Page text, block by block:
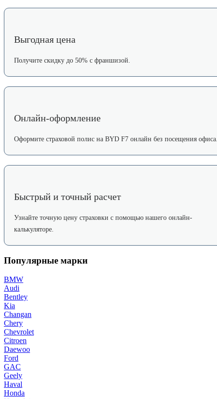
Выгодная цена
Получите скидку до 50% с франшизой.
Онлайн-оформление
Оформите страховой полис на BYD F7 онлайн без посещения
Быстрый и точный расчет
Узнайте точную цену страховки с помощью нашего онлайн-
калькуляторе.
Популярные марки
BMW
Audi
Bentley
Kia
Changan
Chery
Chevrolet
Citroen
Daewoo
Ford
GAC
Geely
Haval
Honda